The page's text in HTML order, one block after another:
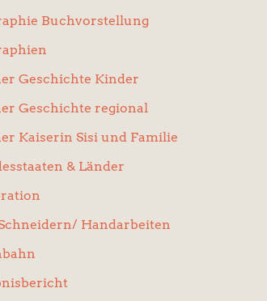
Buchvorstellung
Geschichte Kinder
Geschichte regional
Kaiserin Sisi und Familie
& Länder
Handarbeiten